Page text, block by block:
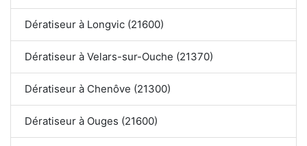
Dératiseur à Longvic (21600)
Dératiseur à Velars-sur-Ouche (21370)
Dératiseur à Chenôve (21300)
Dératiseur à Ouges (21600)